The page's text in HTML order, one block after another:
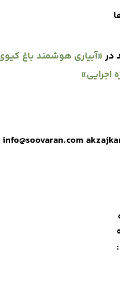
در«آبیاری هوشمند باغ
اجرایی»
info@soovaran.com